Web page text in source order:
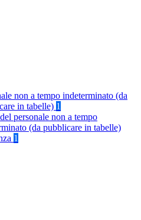
non a tempo indeterminato (da
in tabelle) 1
personale non a tempo
(da pubblicare in tabelle)
1